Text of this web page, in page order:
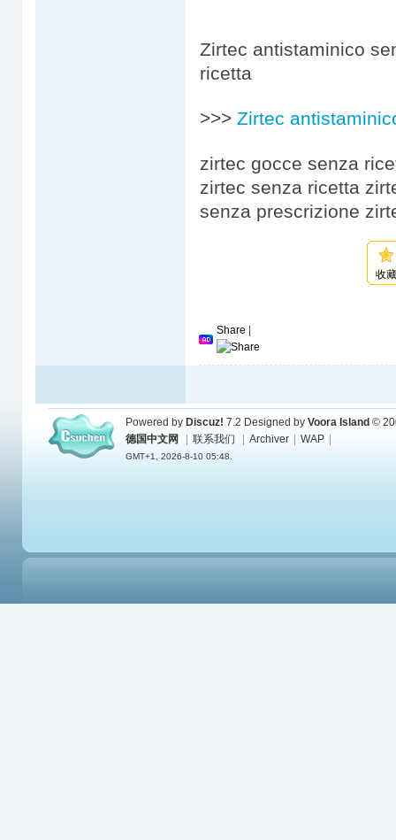
Zirtec antistaminico
ricetta
>>> Zirtec
zirtec gocce senza
zirtec senza ricetta
senza prescrizione
收
Share
Powered by Discuz! 7.2 Designed by Voora Island ©
德国中文网
联系我们 Archiver WAP
GMT+1, 2026-8-10 05:48.